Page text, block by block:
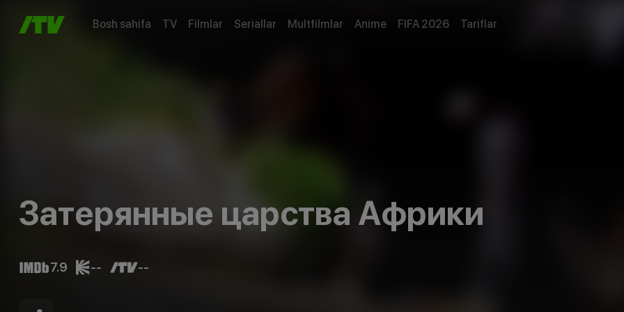
Bosh sahifa TV Filmlar Seriallar Multfilmlar Anime FIFA 2026 Tariflar
Затерянные царства Африки
7.9 -- --